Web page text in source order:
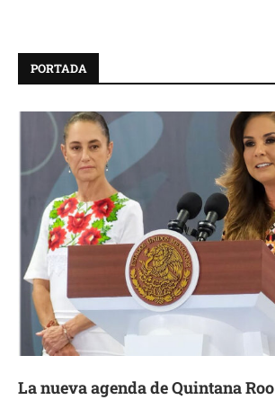
PORTADA
La nueva agenda de Quintana Roo